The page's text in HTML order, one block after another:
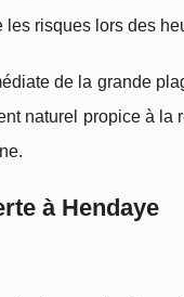
risques lors des
de la grande
naturel propice à la
à Hendaye